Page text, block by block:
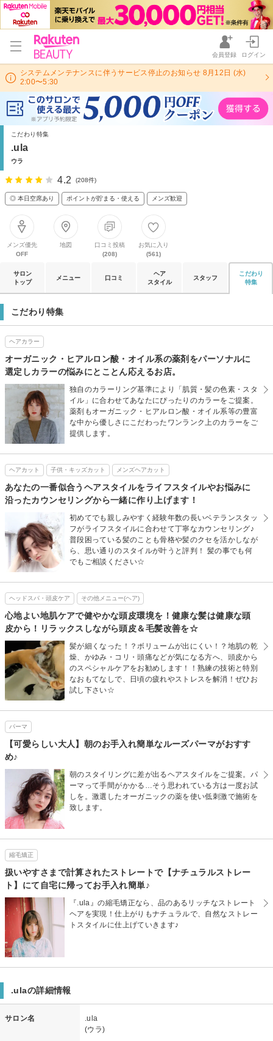
会員登録 ログイン
システムメンテナンスに伴うサービス停止のお知らせ 8月12日 (水)
2:00〜5:30
こだわり特集
.ula
ウラ
4.2 (208件)
◎ 本日空席あり ポイントが貯まる・使える メンズ歓迎
メンズ優先
OFF
地図
口コミ投稿
(208)
お気に入り
(561)
サロン
トップ
メニュー 口コミ
ヘア
スタイル
スタッフ
こだわり
特集
こだわり特集
ヘアカラー
オーガニック・ヒアルロン酸・オイル系の薬剤をパーソナルに
選定しカラーの悩みにとことん応えるお店。
独自のカラーリング基準により「肌質・髪の色素・スタ
イル」に合わせてあなたにぴったりのカラーをご提案。
薬剤もオーガニック・ヒアルロン酸・オイル系等の豊富
な中から優しさにこだわったワンランク上のカラーをご
提供します。
ヘアカット 子供・キッズカット メンズヘアカット
あなたの一番似合うヘアスタイルをライフスタイルやお悩みに
沿ったカウンセリングから一緒に作り上げます！
初めてでも親しみやすく経験年数の長いベテランスタッ
フがライフスタイルに合わせて丁寧なカウンセリング♪
普段困っている髪のことも骨格や髪のクセを活かしなが
ら、思い通りのスタイルが叶うと評判！ 髪の事でも何
でもご相談ください☆
ヘッドスパ・頭皮ケア その他メニュー(ヘア)
心地よい地肌ケアで健やかな頭皮環境を！健康な髪は健康な頭
皮から！リラックスしながら頭皮＆毛髪改善を☆
髪が細くなった！？ボリュームが出にくい！？地肌の乾
燥、かゆみ・コリ・頭痛などが気になる方へ、頭皮から
のスペシャルケアをお勧めします！！熟練の技術と特別
なおもてなしで、日頃の疲れやストレスを解消！ぜひお
試し下さい☆
パーマ
【可愛らしい大人】朝のお手入れ簡単なルーズパーマがおすす
め♪
朝のスタイリングに差が出るヘアスタイルをご提案。パ
ーマって手間がかかる…そう思われている方は一度お試
しを。激選したオーガニックの薬を使い低刺激で施術を
致します。
縮毛矯正
扱いやすさまで計算されたストレートで【ナチュラルストレー
ト】にて自宅に帰ってお手入れ簡単♪
『.ula』の縮毛矯正なら、品のあるリッチなストレート
ヘアを実現！仕上がりもナチュラルで、自然なストレー
トスタイルに仕上げていきます♪
.ulaの詳細情報
サロン名
.ula
(ウラ)